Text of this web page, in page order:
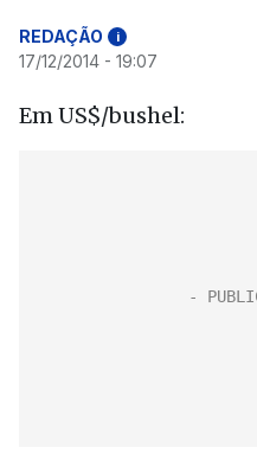
REDAÇÃO i
17/12/2014 - 19:07
Em US$/bushel: